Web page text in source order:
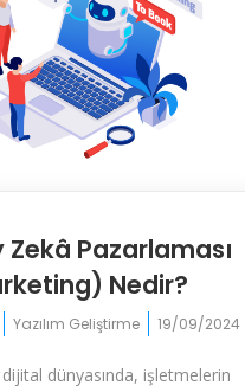
Pazarlaması
Nedir?
Yazılım Geliştirme 19/09/2024
dünyasında, işletmelerin